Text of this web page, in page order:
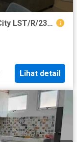
Rumah Lokasi Premium Di Sedayu City LST/R/2390
Lihat detail